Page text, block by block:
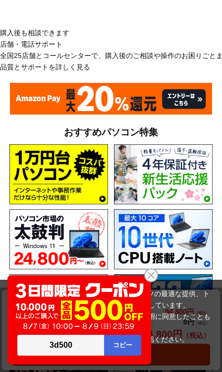
DELL Vostro 3500（第11世代CPU）
商品価格(税込) 94,800円
オプション小計価格(税込)
0円
商品合計価格(税込)
94,800円
カートに入れる
購入後も相談できます
店舗・電話サポート
全国25店舗とコールセンターで、購入後のご相談や操作のお困りごと
品質とサポートを詳しく見る
おすすめパソコン特集
当サイトでは利用体験の向上およびコンテンツの最適な提供、ト
ラフィックの分析を目的としてCookieを使用しています。
サイトの閲覧を継続された場合、Cookieの利用に同意したことも
のといたします。
をご確認ください。
承諾する